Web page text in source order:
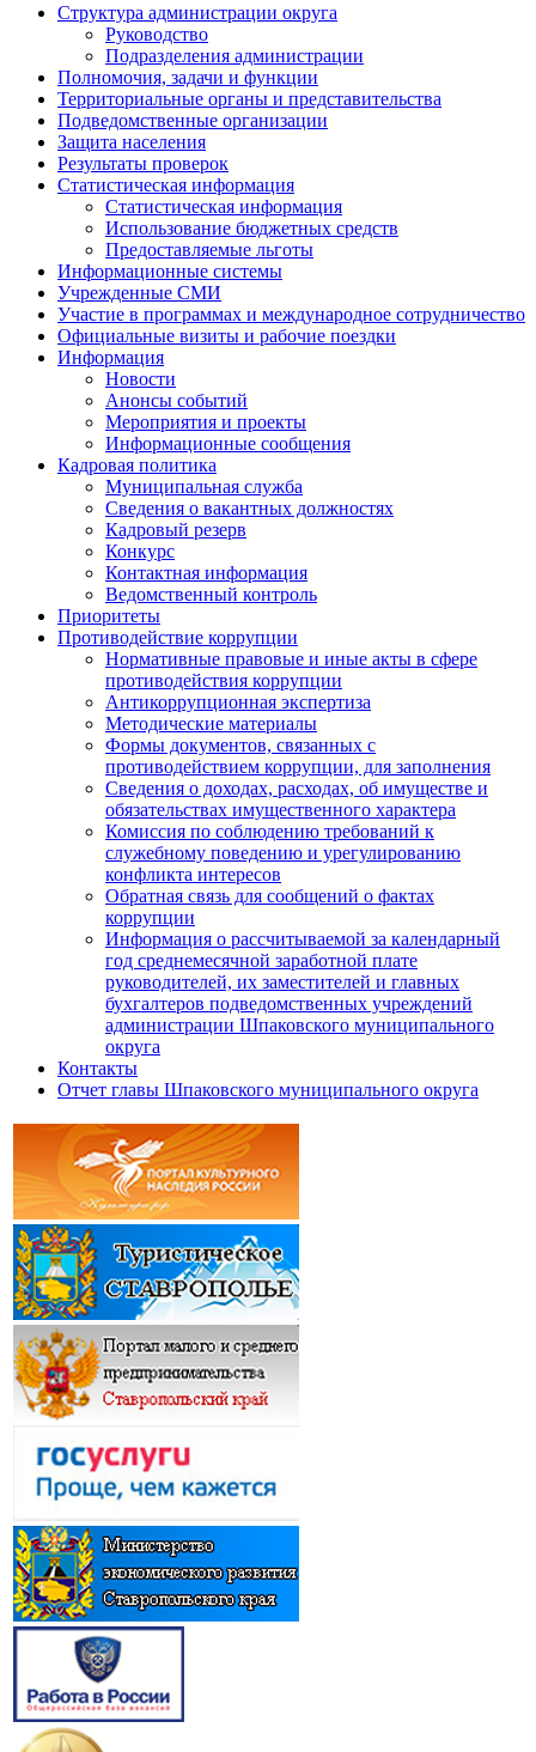
Структура администрации округа
Руководство
Подразделения администрации
Полномочия, задачи и функции
Территориальные органы и представительства
Подведомственные организации
Защита населения
Результаты проверок
Статистическая информация
Статистическая информация
Использование бюджетных средств
Предоставляемые льготы
Информационные системы
Учрежденные СМИ
Участие в программах и международное сотрудничество
Официальные визиты и рабочие поездки
Информация
Новости
Анонсы событий
Мероприятия и проекты
Информационные сообщения
Кадровая политика
Муниципальная служба
Сведения о вакантных должностях
Кадровый резерв
Конкурс
Контактная информация
Ведомственный контроль
Приоритеты
Противодействие коррупции
Нормативные правовые и иные акты в сфере
противодействия коррупции
Антикоррупционная экспертиза
Методические материалы
Формы документов, связанных с
противодействием коррупции, для заполнения
Сведения о доходах, расходах, об имуществе и
обязательствах имущественного характера
Комиссия по соблюдению требований к
служебному поведению и урегулированию
конфликта интересов
Обратная связь для сообщений о фактах
коррупции
Информация о рассчитываемой за календарный
год среднемесячной заработной плате
руководителей, их заместителей и главных
бухгалтеров подведомственных учреждений
администрации Шпаковского муниципального
округа
Контакты
Отчет главы Шпаковского муниципального округа